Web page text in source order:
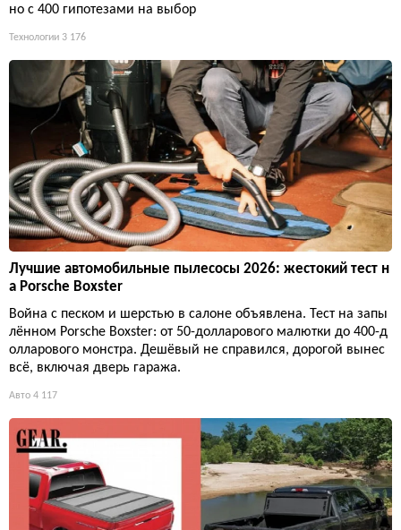
но с 400 гипотезами на выбор
Технологии 3 176
Лучшие автомобильные пылесосы 2026: жестокий тест н
а Porsche Boxster
Война с песком и шерстью в салоне объявлена. Тест на запы
лённом Porsche Boxster: от 50-долларового малютки до 400-д
олларового монстра. Дешёвый не справился, дорогой вынес
всё, включая дверь гаража.
Авто 4 117